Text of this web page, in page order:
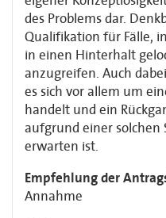
des Problems dar.
Qualifikation für Fälle,
in einen Hinterhalt
anzugreifen. Auch
es sich vor allem um
handelt und ein
aufgrund einer solchen
erwarten ist.
Empfehlung der
Annahme